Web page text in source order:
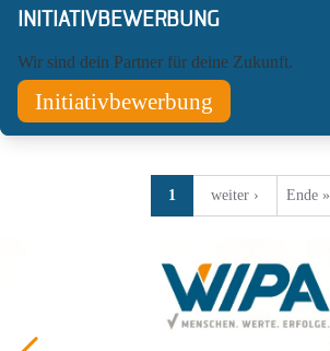
INITIATIVBEWERBUNG
Wir sind dein Partner für deine Zukunft.
Initiativbewerbung
1 weiter › Ende »